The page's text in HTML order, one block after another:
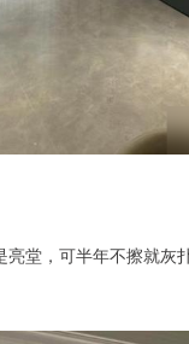
亮堂，可半年不擦就灰